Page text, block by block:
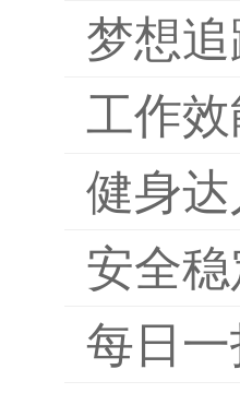
梦想
工作
健身
安全
每日